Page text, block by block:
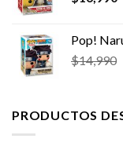
Pop!
$14,990
PRODUCTOS